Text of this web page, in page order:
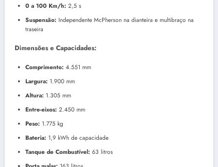
0 a 100 Km/h: 2,5 s
Suspensão: Independente McPherson na dianteira e multibraço na
traseira
Dimensões e Capacidades:
Comprimento: 4.551 mm
Largura: 1.900 mm
Altura: 1.305 mm
Entre-eixos: 2.450 mm
Peso: 1.775 kg
Bateria: 1,9 kWh de capacidade
Tanque de Combustível: 63 litros